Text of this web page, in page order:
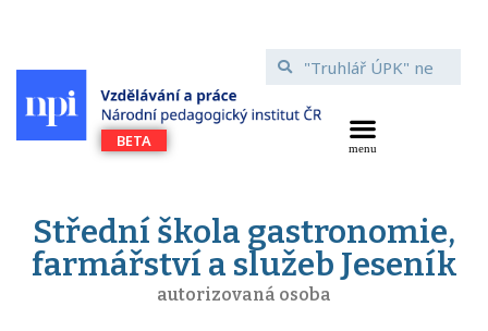
Střední škola gastronomie,
farmářství a služeb Jeseník
autorizovaná osoba